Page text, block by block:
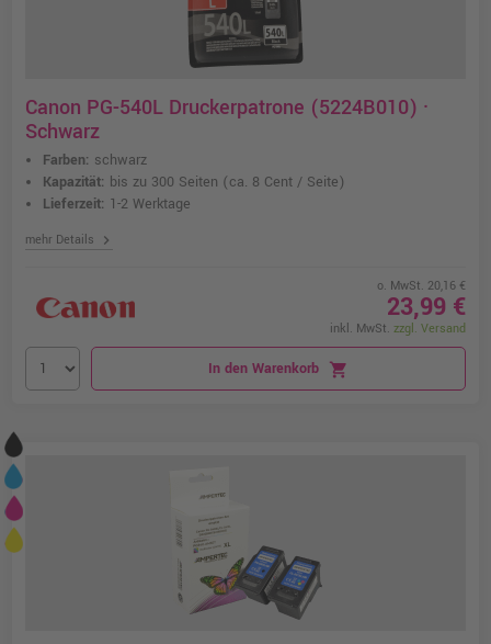
Canon PG-540L Druckerpatrone (5224B010) ·
Schwarz
Farben: schwarz
Kapazität: bis zu 300 Seiten (ca. 8 Cent / Seite)
Lieferzeit: 1-2 Werktage
mehr Details chevron_right
o. MwSt. 20,16 €
23,99 €
inkl. MwSt. zzgl. Versand
In den Warenkorb shopping_cart